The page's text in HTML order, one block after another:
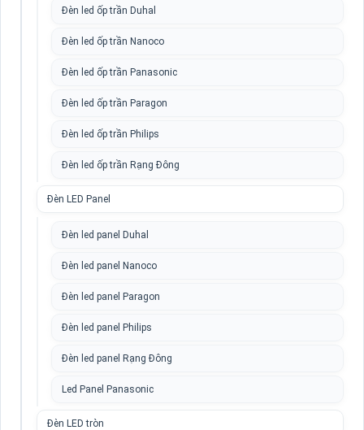
Đèn led ốp trần Duhal
Đèn led ốp trần Nanoco
Đèn led ốp trần Panasonic
Đèn led ốp trần Paragon
Đèn led ốp trần Philips
Đèn led ốp trần Rạng Đông
Đèn LED Panel
Đèn led panel Duhal
Đèn led panel Nanoco
Đèn led panel Paragon
Đèn led panel Philips
Đèn led panel Rạng Đông
Led Panel Panasonic
Đèn LED tròn